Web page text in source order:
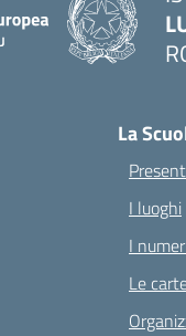
La
I luoghi
I
Le